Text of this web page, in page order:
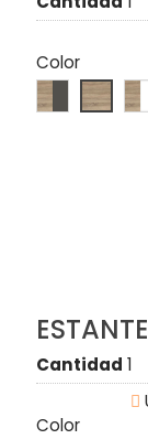
Color
Cantidad 1

Color